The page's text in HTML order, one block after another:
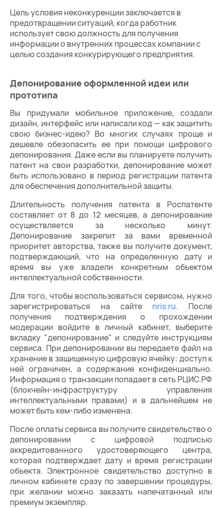
Цель условия неконкуренции заключается в
предотвращении ситуаций, когда работник
использует свою должность для получения
информации о внутренних процессах компании с
целью создания конкурирующего предприятия.
Депонирование оформленной идеи или
прототипа
Вы придумали мобильное приложение, создали
дизайн, интерфейс или написали код — как защитить
свою бизнес-идею? Во многих случаях проще и
дешевле обезопасить ее при помощи цифрового
депонирования. Даже если вы планируете получить
патент на свои разработки, депонирование может
быть использовано в период регистрации патента
для обеспечения дополнительной защиты.
Длительность получения патента в Роспатенте
составляет от 8 до 12 месяцев, а депонирование
осуществляется за несколько минут.
Депонирование закрепит за вами временной
приоритет авторства, также вы получите документ,
подтверждающий, что на определенную дату и
время вы уже владели конкретным объектом
интеллектуальной собственности.
Для того, чтобы воспользоваться сервисом, нужно
зарегистрироваться на сайтеnris.ru. После
получения подтверждения о прохождении
модерации войдите в личный кабинет, выберите
вкладку "депонирование" и следуйте инструкциям
сервиса. При депонировании вы передаете файл на
хранение в защищенную цифровую ячейку: доступ к
ней ограничен, а содержание конфиденциально.
Информация о транзакции попадает в сеть РЦИС.РФ
(блокчейн-инфраструктуру управления
интеллектуальными правами) и в дальнейшем не
может быть кем-либо изменена.
После оплаты сервиса вы получите свидетельство о
депонировании с цифровой подписью
аккредитованного удостоверяющего центра,
которая подтверждает дату и время регистрации
объекта. Электронное свидетельство доступно в
личном кабинете сразу по завершении процедуры,
при желании можно заказать напечатанный или
премиум экземпляр.